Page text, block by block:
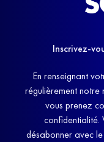
Inscrivez-
En renseignant
régulièrement
vous prenez
confidentialité.
désabonner avec